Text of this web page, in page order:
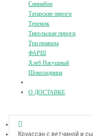
Синнабон
Татарские пироги
Теремок
Тирольские пироги
Три правила
ФАРШ
Хлеб Насущный
Шоколадница
О ДОСТАВКЕ
Круассан с ветчиной и